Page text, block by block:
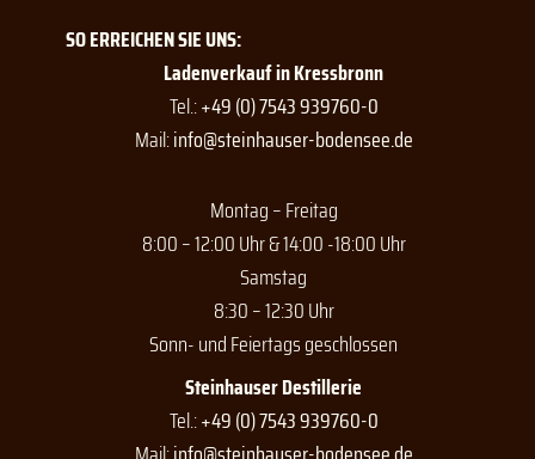
e
b
t
a
m
t
u
b
e
SO ERREICHEN SIE UNS:
Ladenverkauf in Kressbronn
Tel.:+49 (0) 7543 939760-0
Mail:info@steinhauser-bodensee.de
Montag – Freitag
8:00 – 12:00 Uhr & 14:00 -18:00 Uhr
Samstag
8:30 – 12:30 Uhr
Sonn- und Feiertags geschlossen
Steinhauser Destillerie
Tel.:+49 (0) 7543 939760-0